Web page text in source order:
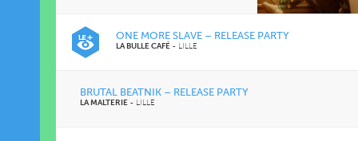
ONE MORE SLAVE – RELEASE PARTY
LA BULLE CAFÉ - LILLE
BRUTAL BEATNIK – RELEASE PARTY
LA MALTERIE - LILLE